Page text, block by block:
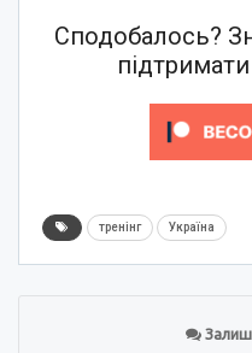
Сподобалось?
тренінг Україна